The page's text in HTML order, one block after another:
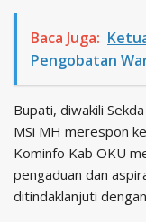
Baca Juga:
Pengobatan
Bupati, diwakili
MSi MH merespon
Kominfo Kab OKU
pengaduan dan
ditindaklanjuti